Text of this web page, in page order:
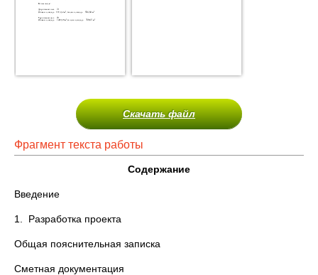
Скачать файл
Фрагмент текста работы
Содержание
Введение
1. Разработка проекта
Общая пояснительная записка
Сметная документация